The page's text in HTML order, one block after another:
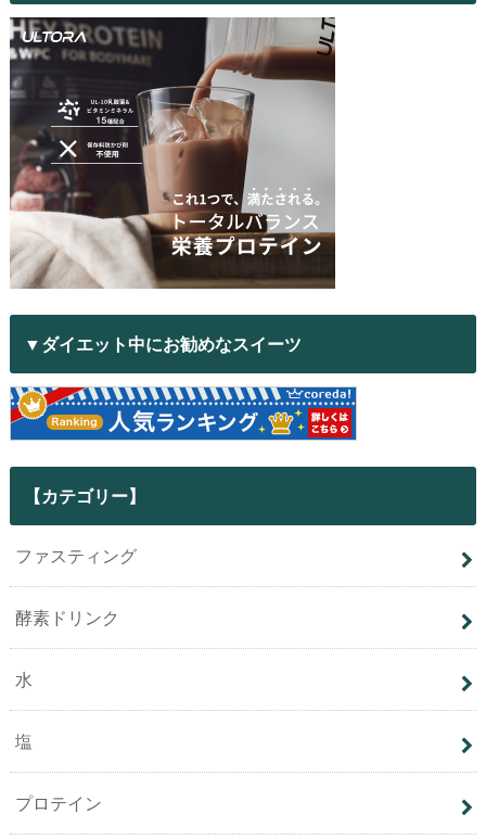
▼ダイエット中にお勧めなスイーツ
【カテゴリー】
ファスティング
酵素ドリンク
水
塩
プロテイン